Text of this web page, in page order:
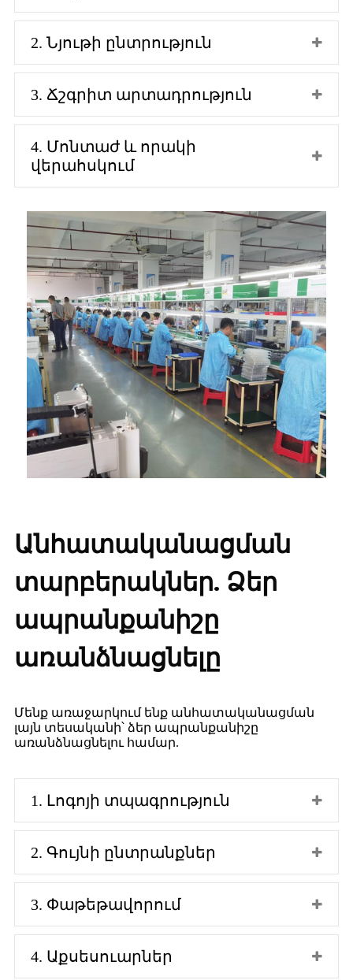
2. Նյութի ընտրություն
3. Ճշգրիտ արտադրություն
4. Մոնտաժ և որակի
վերահսկում
Անհատականացման
տարբերակներ. Ձեր
ապրանքանիշը
առանձնացնելը
Մենք առաջարկում ենք անհատականացման
լայն տեսականի՝ ձեր ապրանքանիշը
առանձնացնելու համար.
1. Լոգոյի տպագրություն
2. Գույնի ընտրանքներ
3. Փաթեթավորում
4. Աքսեսուարներ